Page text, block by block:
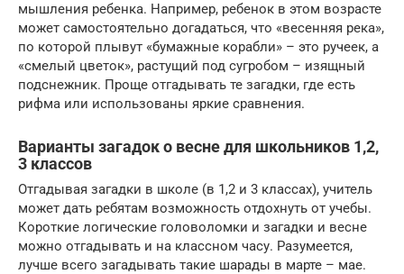
мышления ребенка. Например, ребенок в этом возрасте
может самостоятельно догадаться, что «весенняя река»,
по которой плывут «бумажные корабли» – это ручеек, а
«смелый цветок», растущий под сугробом – изящный
подснежник. Проще отгадывать те загадки, где есть
рифма или использованы яркие сравнения.
Варианты загадок о весне для школьников 1,2,
3 классов
Отгадывая загадки в школе (в 1,2 и 3 классах), учитель
может дать ребятам возможность отдохнуть от учебы.
Короткие логические головоломки и загадки и весне
можно отгадывать и на классном часу. Разумеется,
лучше всего загадывать такие шарады в марте – мае.